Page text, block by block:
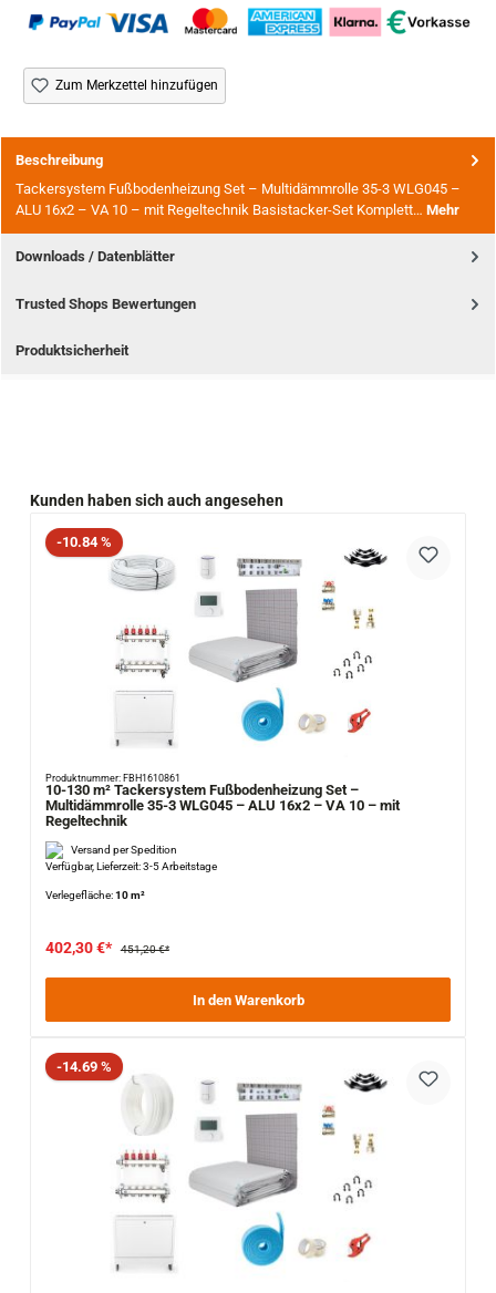
Zum Merkzettel hinzufügen
Beschreibung
Tackersystem Fußbodenheizung Set – Multidämmrolle 35-3 WLG045 –
ALU 16x2 – VA 10 – mit Regeltechnik Basistacker-Set Komplett… Mehr
Downloads / Datenblätter
Trusted Shops Bewertungen
Produktsicherheit
Produktgalerie überspringen
Kunden haben sich auch angesehen
Rabatt
-10.84 %
Produktnummer: FBH1610861
10-130 m² Tackersystem Fußbodenheizung Set –
Multidämmrolle 35-3 WLG045 – ALU 16x2 – VA 10 – mit
Regeltechnik
Versand per Spedition
Verfügbar, Lieferzeit: 3-5 Arbeitstage
Verlegefläche:10 m²
402,30 €* 451,20 €*
In den Warenkorb
Rabatt
-14.69 %